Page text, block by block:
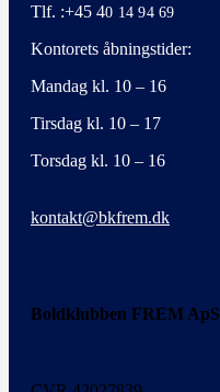
Tlf. :+45 40 14 94 69
Kontorets åbningstider:
Mandag kl. 10 – 16
Tirsdag kl. 10 – 17
Torsdag kl. 10 – 16
kontakt@bkfrem.dk
Boldklubben FREM ApS